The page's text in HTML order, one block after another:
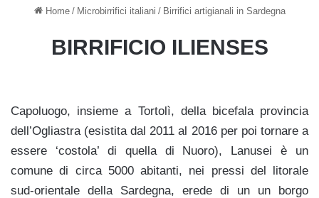
Home / Microbirrifici italiani / Birrifici artigianali in Sardegna
BIRRIFICIO ILIENSES
Capoluogo, insieme a Tortolì, della bicefala provincia
dell’Ogliastra (esistita dal 2011 al 2016 per poi tornare a
essere ‘costola’ di quella di Nuoro), Lanusei è un
comune di circa 5000 abitanti, nei pressi del litorale
sud-orientale della Sardegna, erede di un un borgo